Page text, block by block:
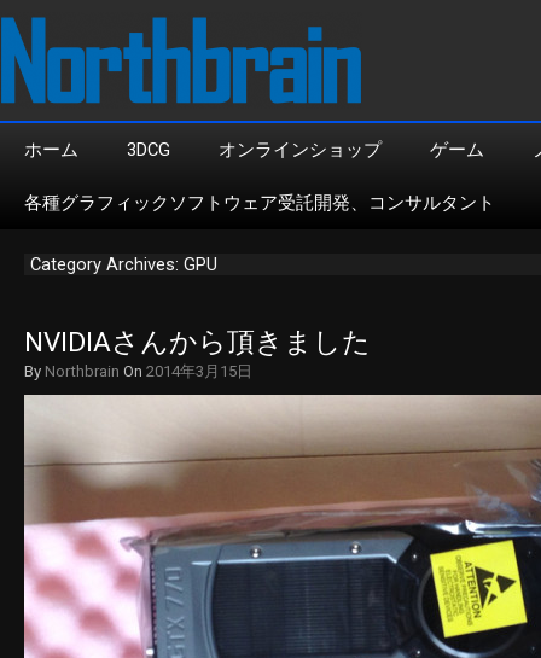
ホーム 3DCG オンラインショップ ゲーム
各種グラフィックソフトウェア受託開発、コンサルタント
Category Archives: GPU
NVIDIAさんから頂きました
By Northbrain On 2014年3月15日